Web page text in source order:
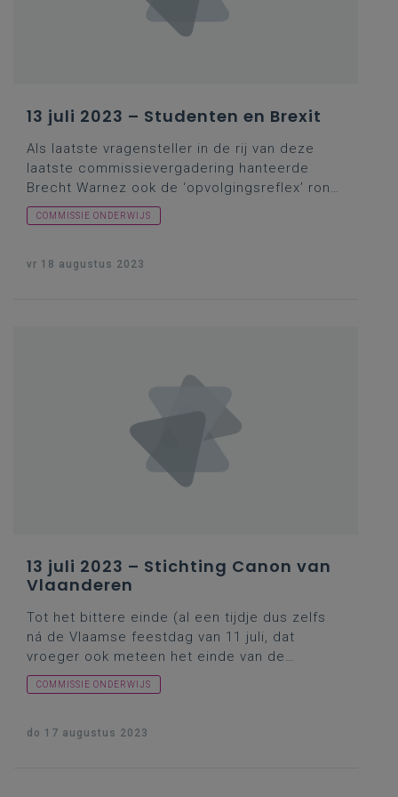
13 juli 2023 – Studenten en Brexit
Als laatste vragensteller in de rij van deze
laatste commissievergadering hanteerde
Brecht Warnez ook de ‘opvolgingsreflex’ rond
een fenomeen dat ongetwijfeld in de
geschiedenisboeken zal belanden en waarvan
dat zij zich destijds toch wel iets op de mouw
samenwerking met het Verenigd Koninkrijk
vragensteller Warnez maakte in zijn inleiding
melding van zijn schriftelijke vraag nr.415 van
schriftelijke vraag nr.441
COMMISSIE ONDERWIJS
vr 18 augustus 2023
13 juli 2023 – Stichting Canon van
Vlaanderen
Tot het bittere einde (al een tijdje dus zelfs
ná de Vlaamse feestdag van 11 juli, dat
vroeger ook meteen het einde van de
Vlaamse parlementaire activiteiten
betekende) bleven de
vragenstellerselan doorgaan … toen ikzelf al
COMMISSIE ONDERWIJS
do 17 augustus 2023